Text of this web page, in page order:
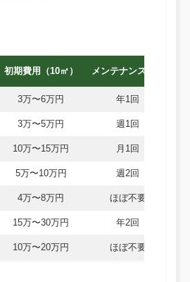
初期費用（10㎡） メンテナンス頻度
3万〜6万円 年1回
3万〜5万円 週1回
10万〜15万円 月1回
5万〜10万円 週2回
4万〜8万円 ほぼ不要
15万〜30万円 年2回
10万〜20万円 ほぼ不要